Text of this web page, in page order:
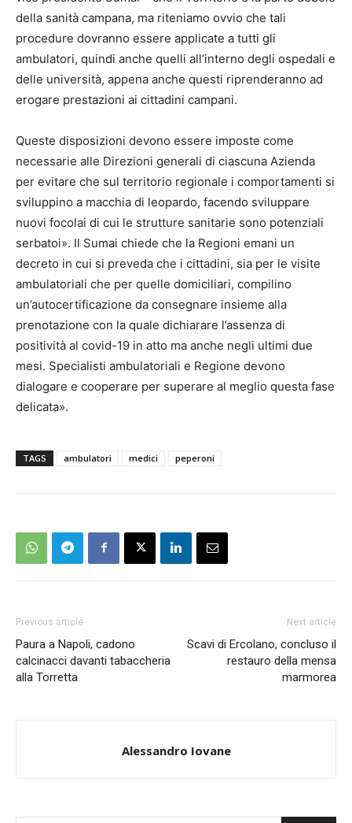
della sanità campana, ma riteniamo ovvio che tali
procedure dovranno essere applicate a tutti gli
ambulatori, quindi anche quelli all’interno degli ospedali e
delle università, appena anche questi riprenderanno ad
erogare prestazioni ai cittadini campani.
Queste disposizioni devono essere imposte come
necessarie alle Direzioni generali di ciascuna Azienda
per evitare che sul territorio regionale i comportamenti si
sviluppino a macchia di leopardo, facendo sviluppare
nuovi focolai di cui le strutture sanitarie sono potenziali
serbatoi». Il Sumai chiede che la Regioni emani un
decreto in cui si preveda che i cittadini, sia per le visite
ambulatoriali che per quelle domiciliari, compilino
un’autocertificazione da consegnare insieme alla
prenotazione con la quale dichiarare l’assenza di
positività al covid-19 in atto ma anche negli ultimi due
mesi. Specialisti ambulatoriali e Regione devono
dialogare e cooperare per superare al meglio questa fase
delicata».
TAGS ambulatori medici peperoni
Previous article
Paura a Napoli, cadono
calcinacci davanti tabaccheria
alla Torretta
Next article
Scavi di Ercolano, concluso il
restauro della mensa
marmorea
Alessandro Iovane